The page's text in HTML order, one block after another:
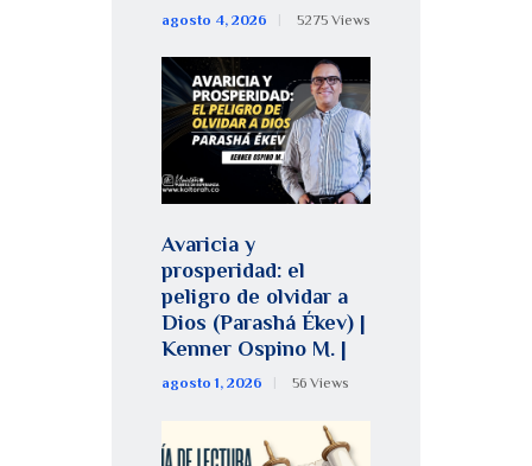
agosto 4, 2026 5275 Views
Avaricia y
prosperidad: el
peligro de olvidar a
Dios (Parashá Ékev) |
Kenner Ospino M. |
agosto 1, 2026 56 Views